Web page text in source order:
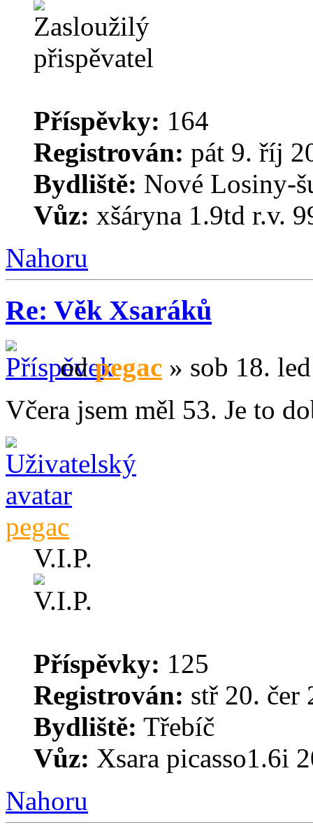
Příspěvky: 164
Registrován: pát 9. říj
Bydliště: Nové Losiny-
Vůz: xšáryna 1.9td r.v.
Nahoru
Re: Věk Xsaráků
odpegac » sob 18.
Včera jsem měl 53. Je to
pegac
V.I.P.
Příspěvky: 125
Registrován: stř 20. čer
Bydliště: Třebíč
Vůz: Xsara picasso1.6i
Nahoru